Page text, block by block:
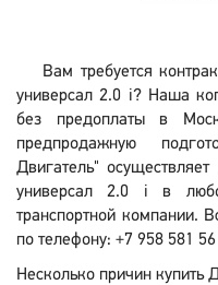
Вам требуется
универсал 2.0 i? Наша
без предоплаты в
предпродажную
Двигатель"
универсал 2.0 i в
транспортной компании.
по телефону: +7 958 581
Несколько причин купить